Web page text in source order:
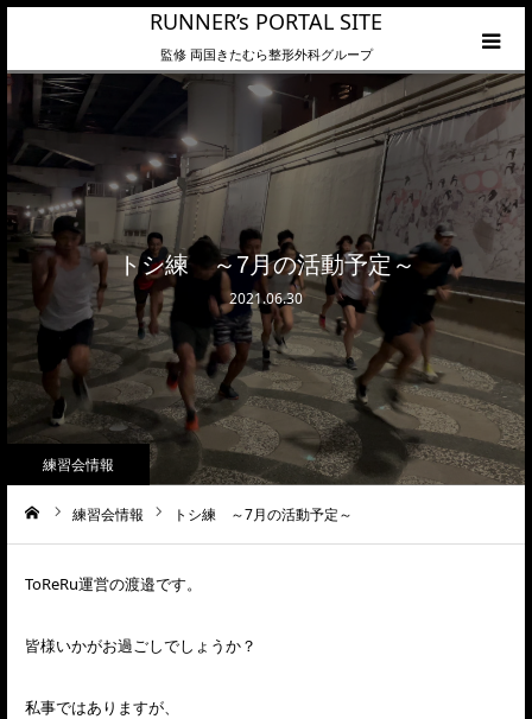
RUNNER’s PORTAL SITE
監修 両国きたむら整形外科グループ
トシ練 ～7月の活動予定～
2021.06.30
練習会情報
練習会情報 トシ練 ～7月の活動予定～
ToReRu運営の渡邉です。
皆様いかがお過ごしでしょうか？
私事ではありますが、
HOME
カテゴリーメニュー